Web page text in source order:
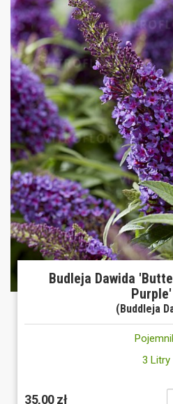
Budleja Dawida
Purple'
(Buddleja
3 Litry
35,00 zł